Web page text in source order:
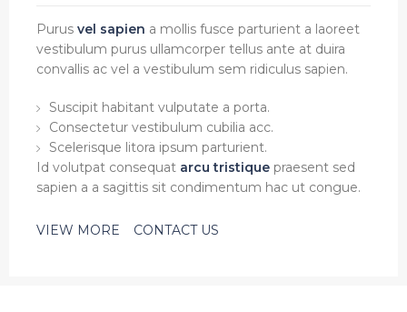
Purus vel sapien a mollis fusce parturient a laoreet
vestibulum purus ullamcorper tellus ante at duira
convallis ac vel a vestibulum sem ridiculus sapien.
Suscipit habitant vulputate a porta.
Consectetur vestibulum cubilia acc.
Scelerisque litora ipsum parturient.
Id volutpat consequat arcu tristique praesent sed
sapien a a sagittis sit condimentum hac ut congue.
VIEW MORE CONTACT US